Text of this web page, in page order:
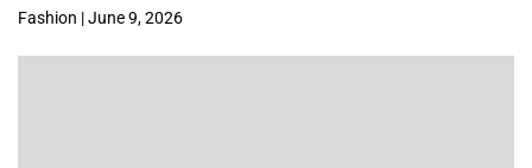
Fashion | June 9, 2026